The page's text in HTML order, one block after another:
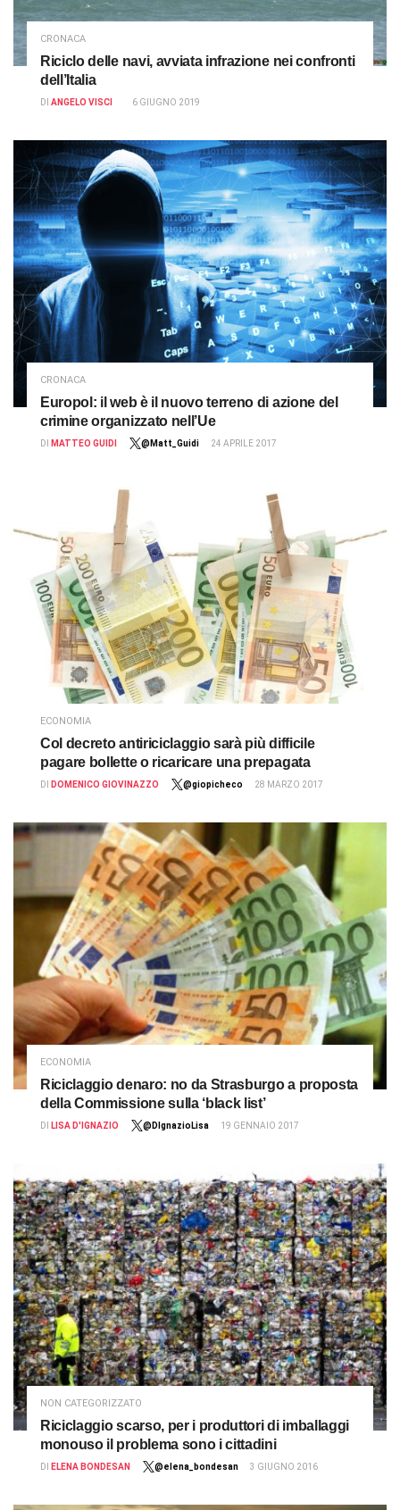
CRONACA
Riciclo delle navi, avviata infrazione nei confronti
dell’Italia
DI ANGELO VISCI 6 GIUGNO 2019
CRONACA
Europol: il web è il nuovo terreno di azione del
crimine organizzato nell’Ue
DI MATTEO GUIDI @Matt_Guidi 24 APRILE 2017
ECONOMIA
Col decreto antiriciclaggio sarà più difficile
pagare bollette o ricaricare una prepagata
DI DOMENICO GIOVINAZZO @giopicheco 28 MARZO 2017
ECONOMIA
Riciclaggio denaro: no da Strasburgo a proposta
della Commissione sulla ‘black list’
DI LISA D'IGNAZIO @DIgnazioLisa 19 GENNAIO 2017
NON CATEGORIZZATO
Riciclaggio scarso, per i produttori di imballaggi
monouso il problema sono i cittadini
DI ELENA BONDESAN @elena_bondesan 3 GIUGNO 2016